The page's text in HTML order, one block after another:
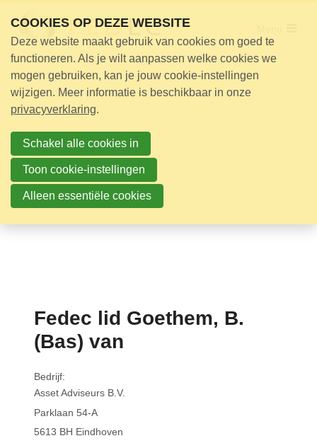
links
over
Jump
to
navigation
to
main
Fedec lid Goethem, B.
(Bas) van
Bedrijf:
Asset Adviseurs B.V.
Parklaan 54-A
5613 BH Eindhoven
Adviseur nodig?
Opleidingen
Bijeenkomsten
Over ons
Nieuwsbrief
Nieuws
COOKIES OP DEZE WEBSITE
Deze website maakt gebruik van cookies om goed te
functioneren. Als je wilt aanpassen welke cookies we
mogen gebruiken, kan je jouw cookie-instellingen
wijzigen. Meer informatie is beschikbaar in onze
privacyverklaring.
Schakel alle cookies in
Toon cookie-instellingen
Alleen essentiële cookies